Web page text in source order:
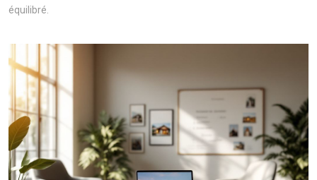
équilibré.